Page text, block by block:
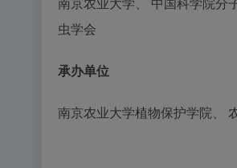
虫学会
承办单位
南京农业大学植物保护学院、